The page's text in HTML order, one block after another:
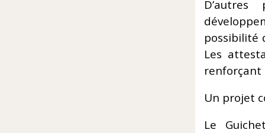
possibilité
Les
renforçant
Un projet
Le